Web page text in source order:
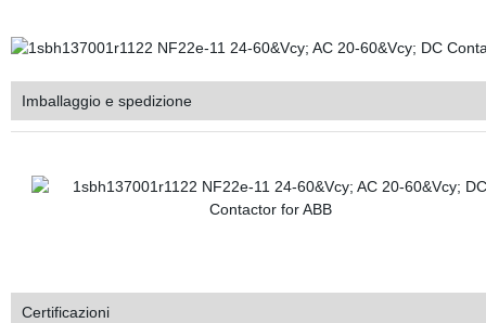
Imballaggio e spedizione
Certificazioni